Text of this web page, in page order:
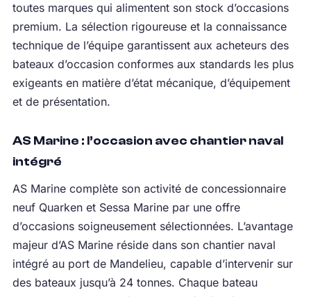
toutes marques qui alimentent son stock d’occasions
premium. La sélection rigoureuse et la connaissance
technique de l’équipe garantissent aux acheteurs des
bateaux d’occasion conformes aux standards les plus
exigeants en matière d’état mécanique, d’équipement
et de présentation.
AS Marine : l’occasion avec chantier naval
intégré
AS Marine complète son activité de concessionnaire
neuf Quarken et Sessa Marine par une offre
d’occasions soigneusement sélectionnées. L’avantage
majeur d’AS Marine réside dans son chantier naval
intégré au port de Mandelieu, capable d’intervenir sur
des bateaux jusqu’à 24 tonnes. Chaque bateau